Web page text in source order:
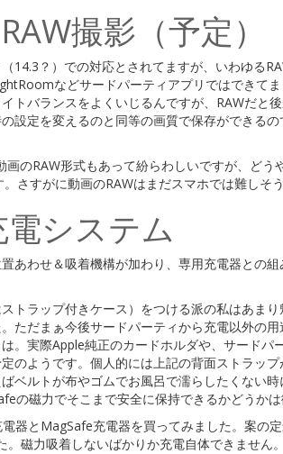
撮影（予定）
14.3？）での対応とされてますが、いわゆる
などサードパーティアプリではできて
トバランスをよくいじるんですが、RAWだと
設定を変えるのと同等の画質で保存ができるの
画のRAW形式もあって紛らわしいですが、どう
さすがに動画のRAWはまだスマホでは難しそう
システム
あわせ＆吸着機構が加わり、専用充電器との
トラップ付きケース）をつける派の私はあま
ただまぁ今後サードパーティから充電以外の
。実際Apple純正のカードホルダや、サードパ
のようです。個人的には上記の背面ストラッ
ベルトが布やゴムでお風呂で濡らしたくない
の磁力でそこまで安全に保持できるかどうかは
器とMagSafe充電器を買ってみました。案の
磁力吸着しないばかりか充電自体できません。